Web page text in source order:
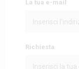
La tua e-mail
Richiesta